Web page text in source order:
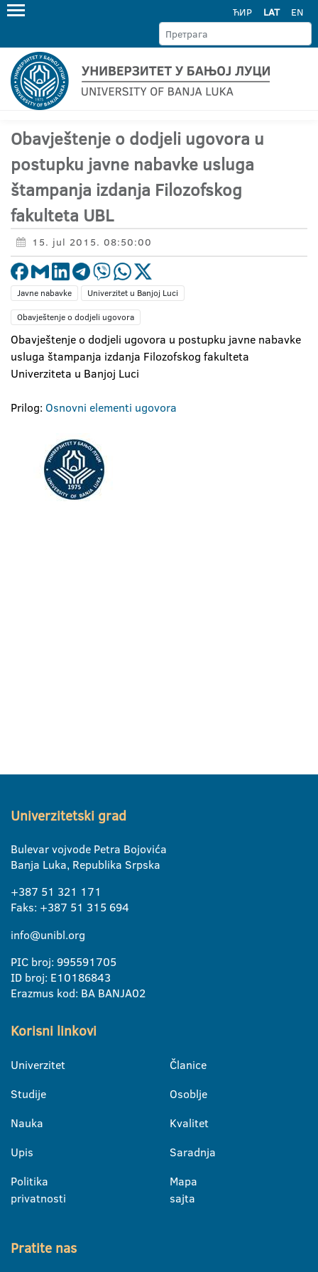
ЋИР LAT EN
Obavještenje o dodjeli ugovora u
postupku javne nabavke usluga
štampanja izdanja Filozofskog
fakulteta UBL
15. jul 2015. 08:50:00
Javne nabavke
Univerzitet u Banjoj Luci
Obavještenje o dodjeli ugovora
Obavještenje o dodjeli ugovora u postupku javne nabavke
usluga štampanja izdanja Filozofskog fakulteta
Univerziteta u Banjoj Luci
Prilog: Osnovni elementi ugovora
Univerzitetski grad
Bulevar vojvode Petra Bojovića
Banja Luka, Republika Srpska
+387 51 321 171
Faks: +387 51 315 694
info@unibl.org
PIC broj: 995591705
ID broj: E10186843
Erazmus kod: BA BANJA02
Korisni linkovi
Univerzitet
Studije
Nauka
Upis
Politika
privatnosti
Članice
Osoblje
Kvalitet
Saradnja
Mapa
sajta
Pratite nas